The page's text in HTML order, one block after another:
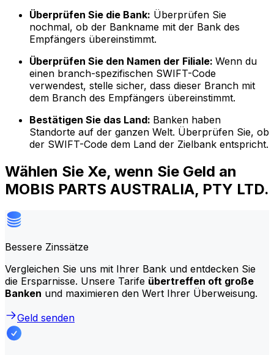
Überprüfen Sie die Bank: Überprüfen Sie
nochmal, ob der Bankname mit der Bank des
Empfängers übereinstimmt.
Überprüfen Sie den Namen der Filiale: Wenn du
einen branch-spezifischen SWIFT-Code
verwendest, stelle sicher, dass dieser Branch mit
dem Branch des Empfängers übereinstimmt.
Bestätigen Sie das Land: Banken haben
Standorte auf der ganzen Welt. Überprüfen Sie, ob
der SWIFT-Code dem Land der Zielbank entspricht.
Wählen Sie Xe, wenn Sie Geld an
MOBIS PARTS AUSTRALIA, PTY LTD.
Bessere Zinssätze
Vergleichen Sie uns mit Ihrer Bank und entdecken Sie
die Ersparnisse. Unsere Tarife übertreffen oft große
Banken und maximieren den Wert Ihrer Überweisung.
Geld senden